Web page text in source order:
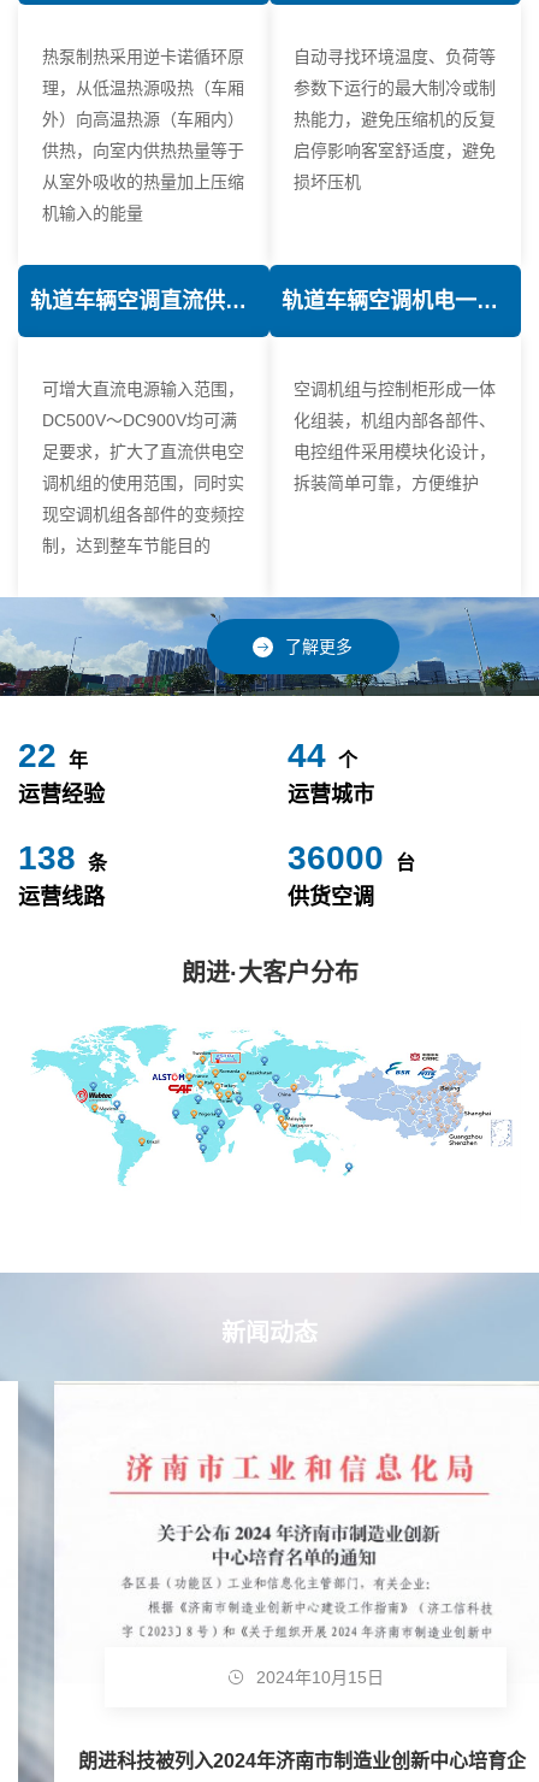
热泵制热采用逆卡诺循环原
理，从低温热源吸热（车厢
外）向高温热源（车厢内）
供热，向室内供热热量等于
从室外吸收的热量加上压缩
机输入的能量
自动寻找环境温度、负荷等
参数下运行的最大制冷或制
热能力，避免压缩机的反复
启停影响客室舒适度，避免
损坏压机
轨道车辆空调直流供电技术
可增大直流电源输入范围，
DC500V～DC900V均可满
足要求，扩大了直流供电空
调机组的使用范围，同时实
现空调机组各部件的变频控
制，达到整车节能目的
轨道车辆空调机电一体化技术
空调机组与控制柜形成一体
化组装，机组内部各部件、
电控组件采用模块化设计，
拆装简单可靠，方便维护
了解更多
24 年
运营经验
49 个
运营城市
153 条
运营线路
40000 台
供货空调
朗进·大客户分布
新闻动态
2024年10月15日
朗进科技被列入2024年济南市制造业创新中心培育企